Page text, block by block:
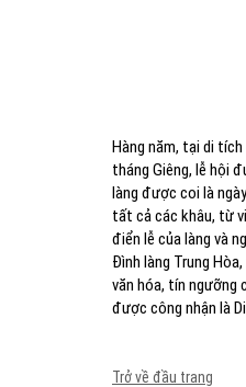
Hàng năm, tại di tích
tháng Giêng, lễ hội
làng được coi là
tất cả các khâu, từ
điển lễ của làng và
Đình làng Trung
văn hóa, tín ngưỡng
được công nhận là
Trở về đầu trang